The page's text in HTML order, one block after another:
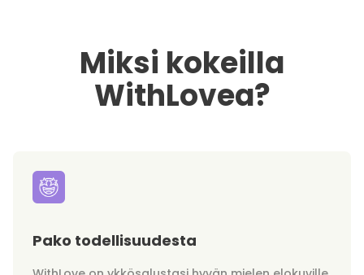
Miksi kokeilla
WithLovea?
Pako todellisuudesta